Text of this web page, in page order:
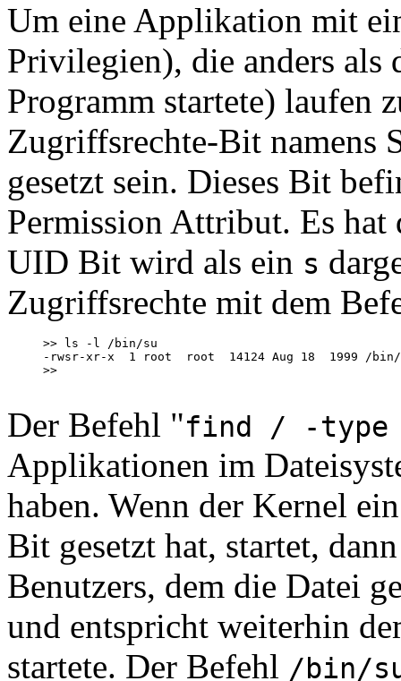
Um eine Applikation mit
Privilegien), die anders als
Programm startete) laufen
Zugriffsrechte-Bit namens
gesetzt sein. Dieses Bit
Permission Attribut. Es hat
UID Bit wird als ein s
Zugriffsrechte mit dem
>> ls -l /bin/su
-rwsr-xr-x  1 root  root  14124 Aug 18  1999 /bin/
>>
Der Befehl "find / -type
Applikationen im
haben. Wenn der Kernel
Bit gesetzt hat, startet,
Benutzers, dem die Datei
und entspricht weiterhin
startete. Der Befehl /bin/